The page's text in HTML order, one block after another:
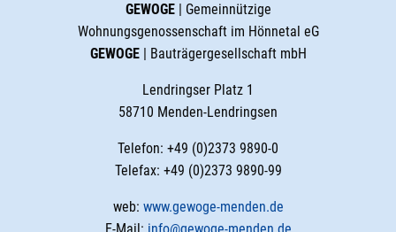
GEWOGE| Gemeinnützige
Wohnungsgenossenschaft im Hönnetal eG
GEWOGE| Bauträgergesellschaft mbH
Lendringser Platz 1
58710 Menden-Lendringsen
Telefon: +49 (0)2373 9890-0
Telefax: +49 (0)2373 9890-99
web: www.gewoge-menden.de